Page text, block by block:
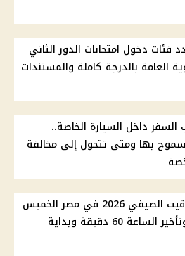
فئات دخول امتحانات الدور الثاني
العامة بالدرجة كاملة والمستندات
داخل السيارة الخاصة..
بها ومتى تتحول إلى مخالفة
انتهاء التوقيت الصيفي 2026 في مصر الخميس
29 أكتوبر وتأخير الساعة 60 دقيقة وبداية